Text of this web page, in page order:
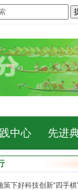
中心 先进
策下好科技创新“四手棋